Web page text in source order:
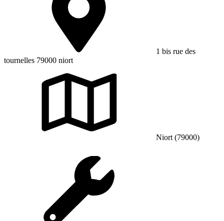
1 bis rue des
tournelles 79000 niort
Niort (79000)